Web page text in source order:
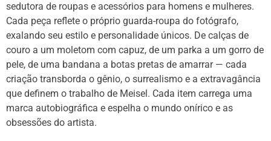
sedutora de roupas e acessórios para homens e mulheres.
Cada peça reflete o próprio guarda-roupa do fotógrafo,
exalando seu estilo e personalidade únicos. De calças de
couro a um moletom com capuz, de um parka a um gorro de
pele, de uma bandana a botas pretas de amarrar — cada
criação transborda o gênio, o surrealismo e a extravagância
que definem o trabalho de Meisel. Cada item carrega uma
marca autobiográfica e espelha o mundo onírico e as
obsessões do artista.